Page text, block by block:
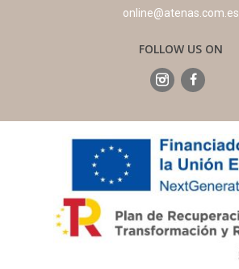
online@atenas.com.es
FOLLOW US ON